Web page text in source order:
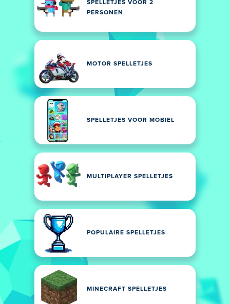
SPELLETJES VOOR 2
PERSONEN
MOTOR SPELLETJES
SPELLETJES VOOR MOBIEL
MULTIPLAYER SPELLETJES
POPULAIRE SPELLETJES
MINECRAFT SPELLETJES